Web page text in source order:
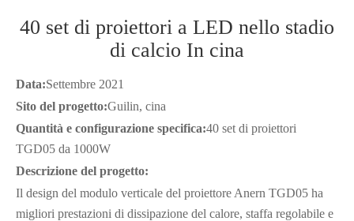
40 set di proiettori a LED nello stadio
di calcio In cina
Data:Settembre 2021
Sito del progetto:Guilin, cina
Quantità e configurazione specifica:40 set di proiettori
TGD05 da 1000W
Descrizione del progetto:
Il design del modulo verticale del proiettore Anern TGD05 ha
migliori prestazioni di dissipazione del calore, staffa regolabile e